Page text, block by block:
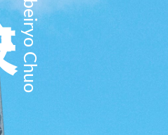
Kobeiryo Chuo